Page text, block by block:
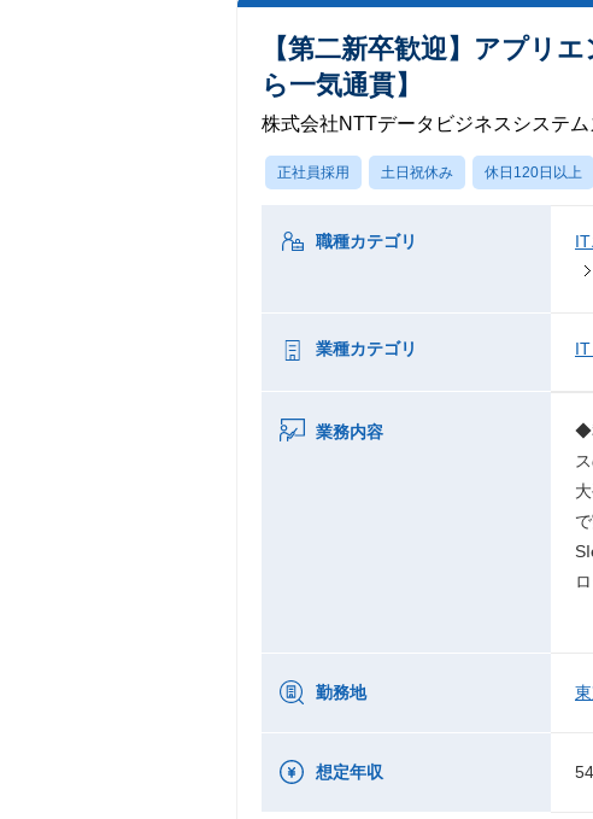
【第二新卒歓迎】アプリ
ら一気通貫】
株式会社NTTデータビジネスシステム
正社員採用 土日祝休み 休日120日以上
職種カテゴリ
業種カテゴリ
業務内容
◆
勤務地
想定年収